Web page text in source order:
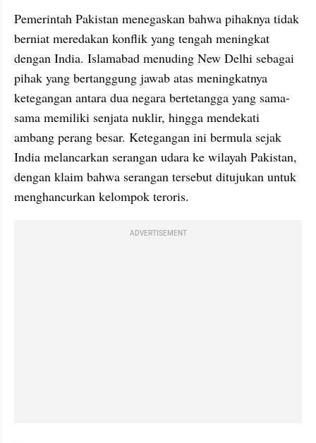
Pemerintah Pakistan menegaskan bahwa pihaknya tidak
berniat meredakan konflik yang tengah meningkat
dengan India. Islamabad menuding New Delhi sebagai
pihak yang bertanggung jawab atas meningkatnya
ketegangan antara dua negara bertetangga yang sama-
sama memiliki senjata nuklir, hingga mendekati
ambang perang besar. Ketegangan ini bermula sejak
India melancarkan serangan udara ke wilayah Pakistan,
dengan klaim bahwa serangan tersebut ditujukan untuk
menghancurkan kelompok teroris.
ADVERTISEMENT